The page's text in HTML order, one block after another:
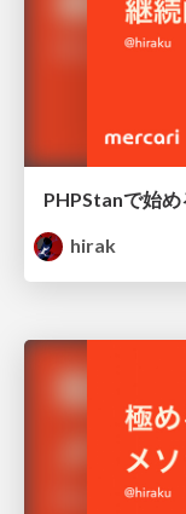
hirak